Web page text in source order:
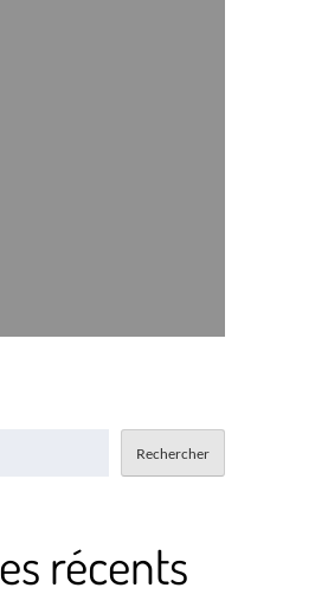
Rechercher
récents